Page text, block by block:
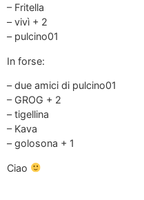
– Fritella
– vivì + 2
– pulcino01
In forse:
– due amici di pulcino01
– GROG + 2
– tigellina
– Kava
– golosona + 1
Ciao